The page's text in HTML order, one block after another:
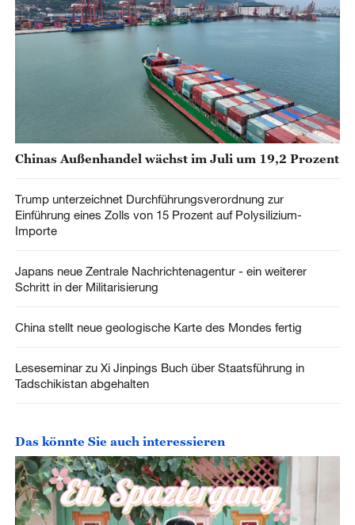
Chinas Außenhandel wächst im Juli um 19,2 Prozent
Trump unterzeichnet Durchführungsverordnung zur
Einführung eines Zolls von 15 Prozent auf Polysilizium-
Importe
Japans neue Zentrale Nachrichtenagentur - ein weiterer
Schritt in der Militarisierung
China stellt neue geologische Karte des Mondes fertig
Leseseminar zu Xi Jinpings Buch über Staatsführung in
Tadschikistan abgehalten
Das könnte Sie auch interessieren